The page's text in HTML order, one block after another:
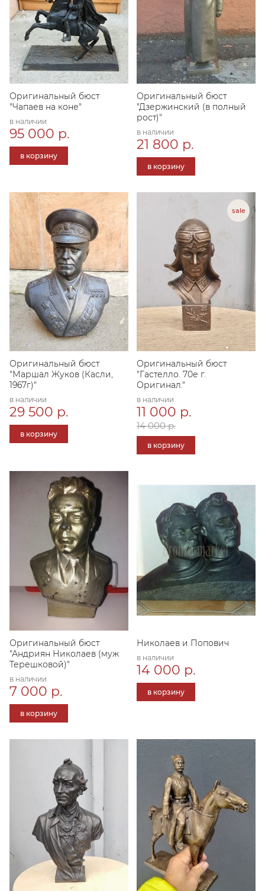
Оригинальный бюст
"Чапаев на коне"
в наличии
95 000 р.
в корзину
Оригинальный бюст
"Дзержинский (в полный
рост)"
в наличии
21 800 р.
в корзину
Оригинальный бюст
"Маршал Жуков (Касли,
1967г)"
в наличии
29 500 р.
в корзину
Оригинальный бюст
"Гастелло. 70е г.
Оригинал."
в наличии
11 000 р.
14 000 р.
в корзину
Оригинальный бюст
"Андриян Николаев (муж
Терешковой)"
в наличии
7 000 р.
в корзину
Николаев и Попович
в наличии
14 000 р.
в корзину